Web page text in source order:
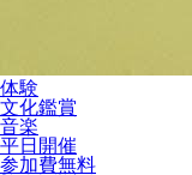
体験
文化鑑賞
音楽
平日開催
参加費無料